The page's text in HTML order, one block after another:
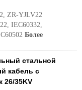
ZR-YJLV22
IEC60332,
Более
стальной
кабель с
26/35KV